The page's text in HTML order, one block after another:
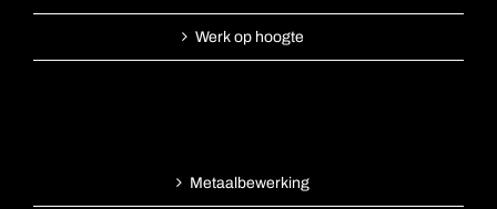
Werk op hoogte
Metaalbewerking